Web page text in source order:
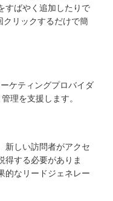
すばやく追加したりで
クリックするだけで簡
ケティングプロバイダ
理を支援します。
新しい訪問者がアクセ
得する必要がありま
的なリードジェネレー